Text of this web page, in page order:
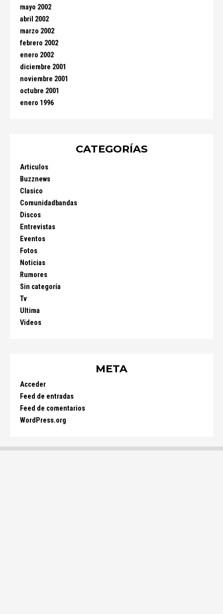
mayo 2002
abril 2002
marzo 2002
febrero 2002
enero 2002
diciembre 2001
noviembre 2001
octubre 2001
enero 1996
CATEGORÍAS
Articulos
Buzznews
Clasico
Comunidadbandas
Discos
Entrevistas
Eventos
Fotos
Noticias
Rumores
Sin categoría
Tv
Ultima
Videos
META
Acceder
Feed de entradas
Feed de comentarios
WordPress.org